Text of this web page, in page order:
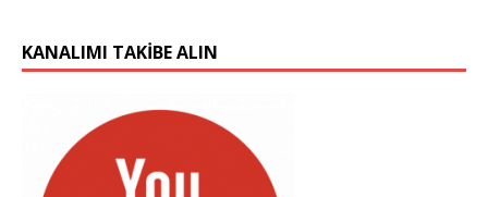
KANALIMI TAKIBE ALIN